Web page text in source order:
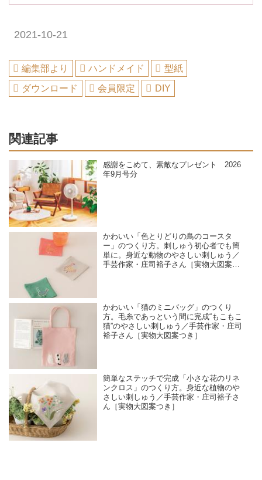
2021-10-21
編集部より ハンドメイド
型紙
ダウンロード
会員限定 DIY
関連記事
感謝をこめて、素敵なプレゼント 2026
年9月号分
かわいい「色とりどりの鳥のコースタ
ー」のつくり方。刺しゅう初心者でも簡
単に。身近な動物のやさしい刺しゅう／
手芸作家・庄司裕子さん［実物大図案つ
かわいい「猫のミニバッグ」のつくり
方。毛糸であっという間に完成“もこもこ
猫”のやさしい刺しゅう／手芸作家・庄司
裕子さん［実物大図案つき］
簡単なステッチで完成「小さな花のリネ
ンクロス」のつくり方。身近な植物のや
さしい刺しゅう／手芸作家・庄司裕子さ
ん［実物大図案つき］